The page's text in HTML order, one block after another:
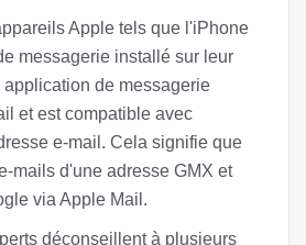
Apple tels que l'iPhone
messagerie installé sur leur
de messagerie
et est compatible avec
e-mail. Cela signifie que
mails d'une adresse GMX et
via Apple Mail.
déconseillent à plusieurs